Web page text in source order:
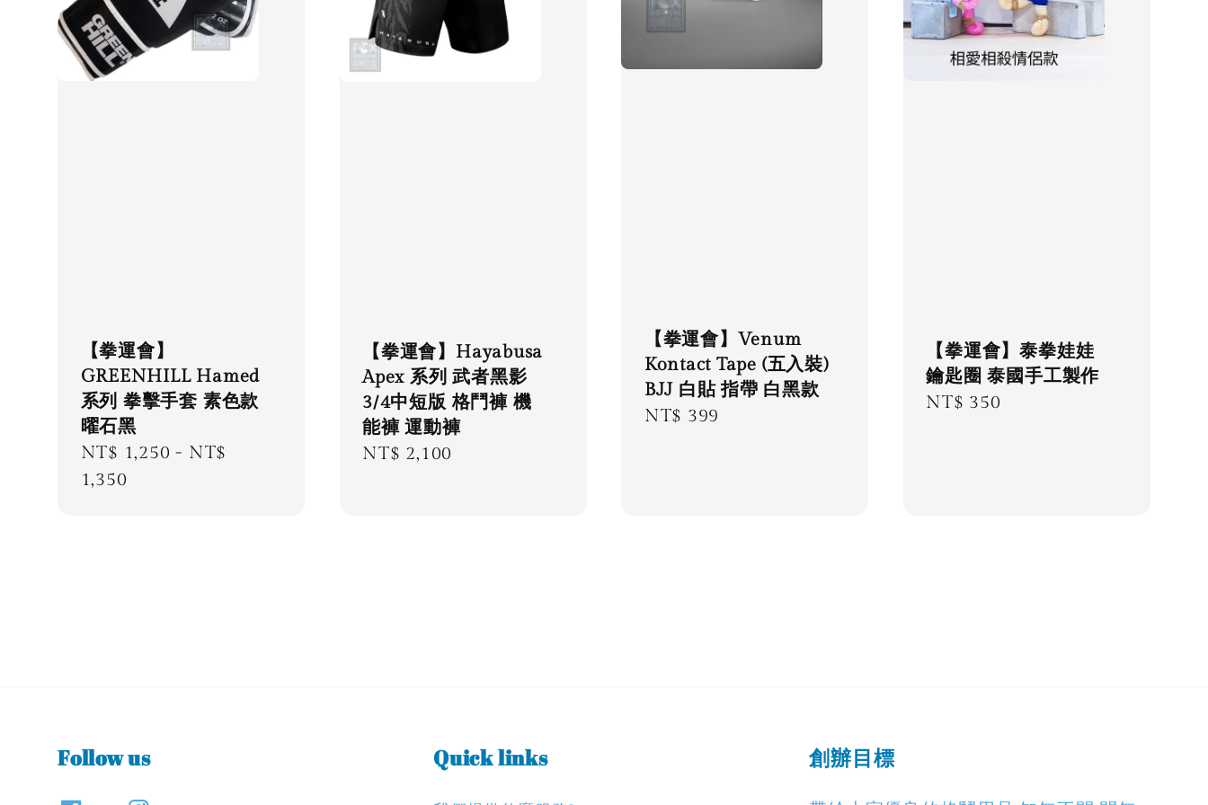
【拳運會】
GREENHILL Hamed
系列 拳擊手套 素色款
曜石黑
Regular
price
NT$ 1,250 - NT$
1,350
【拳運會】Hayabusa
Apex 系列 武者黑影
3/4中短版 格鬥褲 機
能褲 運動褲
Regular
NT$ 2,100
【拳運會】Venum
Kontact Tape (五入裝)
BJJ 白貼 指帶 白黑款
Regular
NT$ 399
【拳運會】泰拳娃娃
鑰匙圈 泰國手工製作
Regular
NT$ 350
Follow us Quick links 創辦目標